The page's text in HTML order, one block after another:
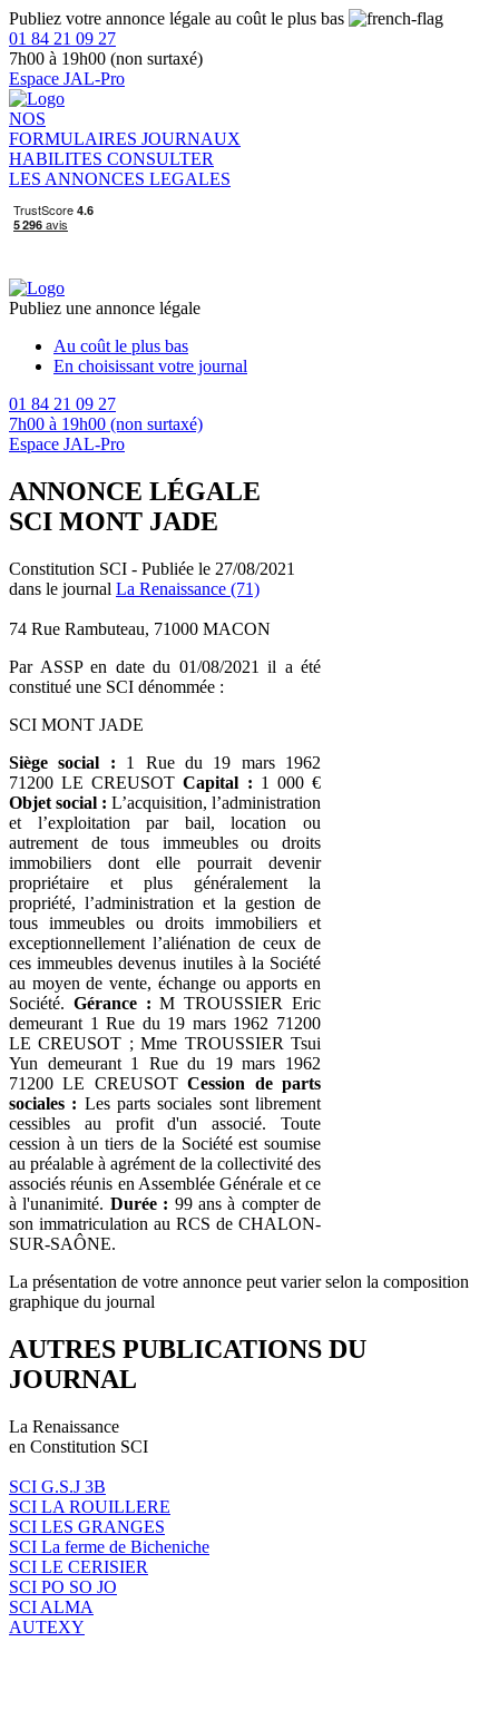
Publiez votre annonce légale au coût le plus bas
01 84 21 09 27
7h00 à 19h00 (non surtaxé)
Espace JAL-Pro
NOS
FORMULAIRES JOURNAUX
HABILITES CONSULTER
LES ANNONCES LEGALES
Publiez une annonce légale
Au coût le plus bas
En choisissant votre journal
01 84 21 09 27
7h00 à 19h00 (non surtaxé)
Espace JAL-Pro
ANNONCE LÉGALE
SCI MONT JADE
Constitution SCI - Publiée le 27/08/2021
dans le journal La Renaissance (71)
74 Rue Rambuteau, 71000 MACON
Par ASSP en date du 01/08/2021 il a été
constitué une SCI dénommée :
SCI MONT JADE
Siège social : 1 Rue du 19 mars 1962
71200 LE CREUSOTCapital : 1 000 €
Objet social : L’acquisition, l’administration
et l’exploitation par bail, location ou
autrement de tous immeubles ou droits
immobiliers dont elle pourrait devenir
propriétaire et plus généralement la
propriété, l’administration et la gestion de
tous immeubles ou droits immobiliers et
exceptionnellement l’aliénation de ceux de
ces immeubles devenus inutiles à la Société
au moyen de vente, échange ou apports en
Société. Gérance : M TROUSSIER Eric
demeurant 1 Rue du 19 mars 1962 71200
LE CREUSOT ; Mme TROUSSIER Tsui
Yun demeurant 1 Rue du 19 mars 1962
71200 LE CREUSOTCession de parts
sociales : Les parts sociales sont librement
cessibles au profit d'un associé. Toute
cession à un tiers de la Société est soumise
au préalable à agrément de la collectivité des
associés réunis en Assemblée Générale et ce
à l'unanimité. Durée : 99 ans à compter de
son immatriculation au RCS de CHALON-
SUR-SAÔNE.
La présentation de votre annonce peut varier selon la composition
graphique du journal
AUTRES PUBLICATIONS DU
JOURNAL
La Renaissance
en Constitution SCI
SCI G.S.J 3B
SCI LA ROUILLERE
SCI LES GRANGES
SCI La ferme de Bicheniche
SCI LE CERISIER
SCI PO SO JO
SCI ALMA
AUTEXY